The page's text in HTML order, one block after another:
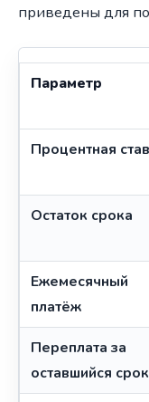
приведены для
Параметр
Процентная
Остаток срока
Ежемесячный
платёж
Переплата за
оставшийся срок